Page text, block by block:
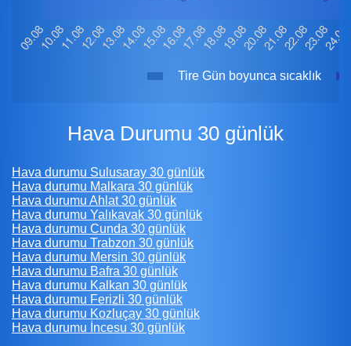
Tire Gün boyunca sıcaklık
Hava Durumu 30 günlük
Hava durumu Sulusaray 30 günlük
Hava durumu Malkara 30 günlük
Hava durumu Ahlat 30 günlük
Hava durumu Yalıkavak 30 günlük
Hava durumu Cunda 30 günlük
Hava durumu Trabzon 30 günlük
Hava durumu Mersin 30 günlük
Hava durumu Bafra 30 günlük
Hava durumu Kalkan 30 günlük
Hava durumu Ferizli 30 günlük
Hava durumu Kozluçay 30 günlük
Hava durumu İncesu 30 günlük